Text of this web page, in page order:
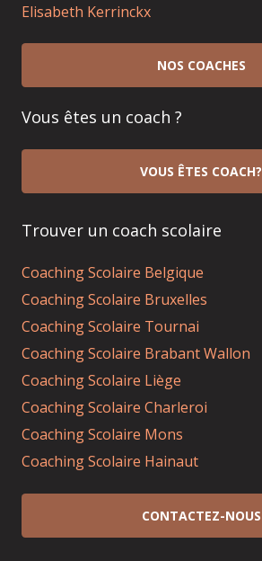
Elisabeth Kerrinckx
NOS COACHES
Vous êtes un coach ?
VOUS ÊTES COACH?
Trouver un coach scolaire
Coaching Scolaire Belgique
Coaching Scolaire Bruxelles
Coaching Scolaire Tournai
Coaching Scolaire Brabant Wallon
Coaching Scolaire Liège
Coaching Scolaire Charleroi
Coaching Scolaire Mons
Coaching Scolaire Hainaut
CONTACTEZ-NOUS